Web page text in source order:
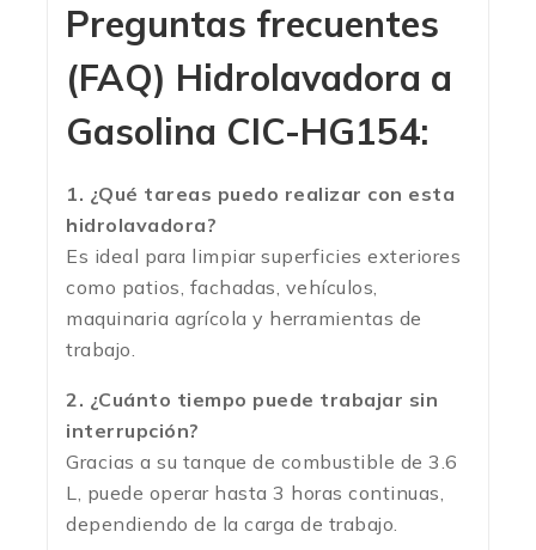
Preguntas frecuentes
(FAQ) Hidrolavadora a
Gasolina CIC-HG154:
1. ¿Qué tareas puedo realizar con esta
hidrolavadora?
Es ideal para limpiar superficies exteriores
como patios, fachadas, vehículos,
maquinaria agrícola y herramientas de
trabajo.
2. ¿Cuánto tiempo puede trabajar sin
interrupción?
Gracias a su tanque de combustible de 3.6
L, puede operar hasta 3 horas continuas,
dependiendo de la carga de trabajo.